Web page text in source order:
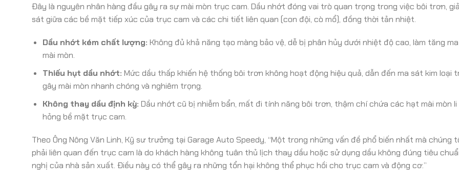
Đây là nguyên nhân hàng đầu gây ra sự mài mòn trục cam. Dầu nhớt đóng vai trò quan trọng trong việc bôi trơn,
sát giữa các bề mặt tiếp xúc của trục cam và các chi tiết liên quan (con đội, cò mổ), đồng thời tản nhiệt.
Dầu nhớt kém chất lượng: Không đủ khả năng tạo màng bảo vệ, dễ bị phân hủy dưới nhiệt độ cao, làm tăng
mài mòn.
Thiếu hụt dầu nhớt: Mức dầu thấp khiến hệ thống bôi trơn không hoạt động hiệu quả, dẫn đến ma sát kim loại
gây mài mòn nhanh chóng và nghiêm trọng.
Không thay dầu định kỳ: Dầu nhớt cũ bị nhiễm bẩn, mất đi tính năng bôi trơn, thậm chí chứa các hạt mài mòn li
hỏng bề mặt trục cam.
Theo Ông Nông Văn Linh, Kỹ sư trưởng tại Garage Auto Speedy, “Một trong những vấn đề phổ biến nhất mà chúng
phải liên quan đến trục cam là do khách hàng không tuân thủ lịch thay dầu hoặc sử dụng dầu không đúng tiêu
nghị của nhà sản xuất. Điều này có thể gây ra những tổn hại không thể phục hồi cho trục cam và động cơ.”